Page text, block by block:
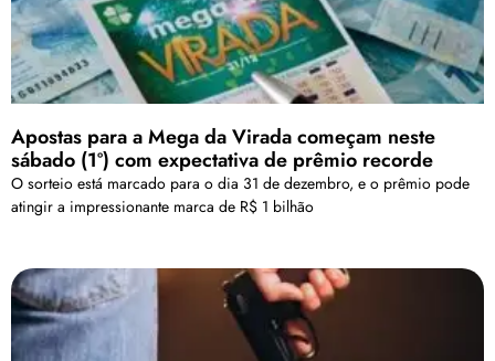
Apostas para a Mega da Virada começam neste
sábado (1º) com expectativa de prêmio recorde
O sorteio está marcado para o dia 31 de dezembro, e o prêmio pode
atingir a impressionante marca de R$ 1 bilhão